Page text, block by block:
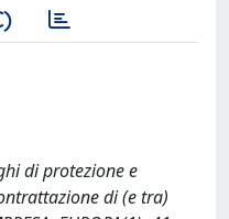
di protezione e
di (e tra)